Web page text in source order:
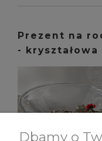
Prezent na
- kryształowa
Dbamy o